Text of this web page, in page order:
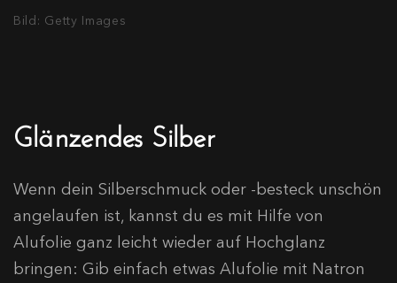
Bild: Getty Images
Glänzendes Silber
Wenn dein Silberschmuck oder -besteck unschön
angelaufen ist, kannst du es mit Hilfe von
Alufolie ganz leicht wieder auf Hochglanz
bringen: Gib einfach etwas Alufolie mit Natron